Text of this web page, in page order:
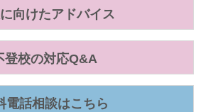
向けたアドバイス
登校の対応Q&A
電話相談はこちら